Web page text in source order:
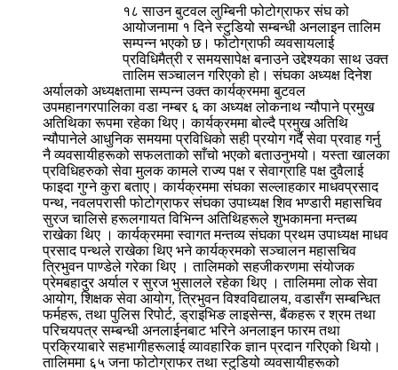
१८ साउन बुटवल लुम्बिनी फोटोग्राफर संघ को
आयोजनामा १ दिने स्टुडियो सम्बन्धी अनलाइन तालिम
सम्पन्न भएको छ। फोटोग्राफी व्यवसायलाई
प्रविधिमैत्री र समयसापेक्ष बनाउने उद्देश्यका साथ उक्त
तालिम सञ्चालन गरिएको हो। संघका अध्यक्ष दिनेश
अर्यालको अध्यक्षतामा सम्पन्न उक्त कार्यक्रममा बुटवल
उपमहानगरपालिका वडा नम्बर ६ का अध्यक्ष लोकनाथ न्यौपाने प्रमुख
अतिथिका रूपमा रहेका थिए। कार्यक्रममा बोल्दै प्रमुख अतिथि
न्यौपानेले आधुनिक समयमा प्रविधिको सही प्रयोग गर्दै सेवा प्रवाह गर्नु
नै व्यवसायीहरूको सफलताको साँचो भएको बताउनुभयो। यस्ता खालका
प्रविधिहरुको सेवा मुलक कामले राज्य पक्ष र सेवाग्राहि पक्ष दुवैलाई
फाइदा गुग्ने कुरा बताए। कार्यक्रममा संघका सल्लाहकार माधवप्रसाद
पन्थ, नवलपरासी फोटोग्राफर संघका उपाध्यक्ष शिव भण्डारी महासचिव
सुरज चालिसे हरूलगायत विभिन्न अतिथिहरूले शुभकामना मन्तब्य
राखेका थिए । कार्यक्रममा स्वागत मन्तव्य संघका प्रथम उपाध्यक्ष माधव
प्रसाद पन्थले राखेका थिए भने कार्यक्रमको सञ्चालन महासचिव
त्रिभुवन पाण्डेले गरेका थिए । तालिमको सहजीकरणमा संयोजक
प्रेमबहादुर अर्याल र सुरज भुसालले रहेका थिए । तालिममा लोक सेवा
आयोग, शिक्षक सेवा आयोग, त्रिभुवन विश्वविद्यालय, वडासँग सम्बन्धित
फर्महरू, तथा पुलिस रिपोर्ट, ड्राइभिङ लाइसेन्स, बैंकहरू र श्रम तथा
परिचयपत्र सम्बन्धी अनलाईनबाट भरिने अनलाइन फारम तथा
प्रक्रियाबारे सहभागीहरूलाई व्यावहारिक ज्ञान प्रदान गरिएको थियो।
तालिममा ६५ जना फोटोग्राफर तथा स्टुडियो व्यवसायीहरूको